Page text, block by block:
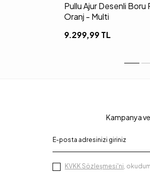
Pullu Ajur Desenli
Oranj - Multi
9.299,99TL
Kampanya
KVKK Sözleşmesi'ni,